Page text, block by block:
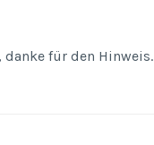
für den Hinweis.